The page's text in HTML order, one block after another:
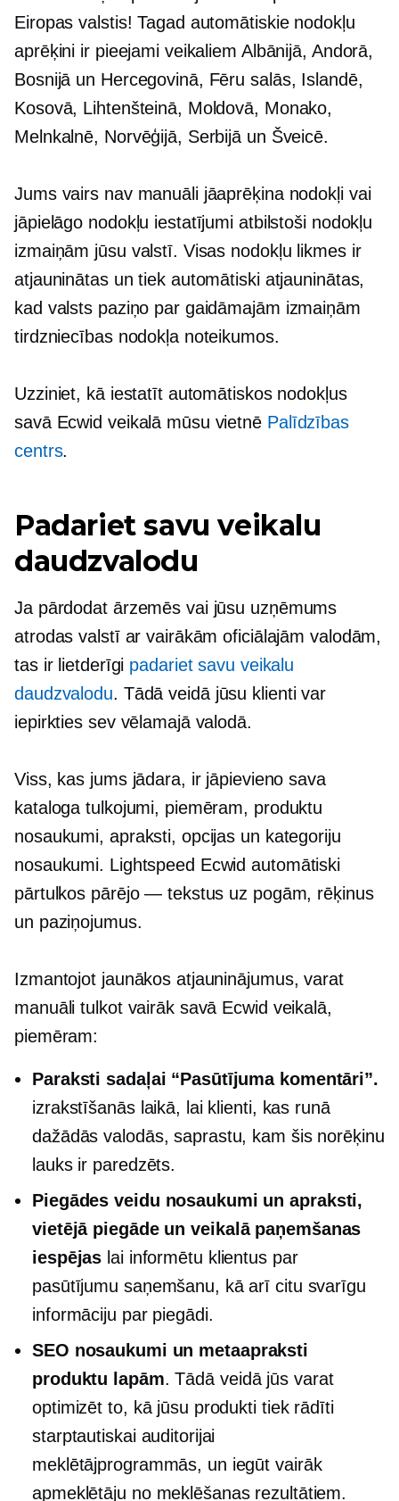
Eiropas valstis! Tagad automātiskie nodokļu
aprēķini ir pieejami veikaliem Albānijā, Andorā,
Bosnijā un Hercegovinā, Fēru salās, Islandē,
Kosovā, Lihtenšteinā, Moldovā, Monako,
Melnkalnē, Norvēģijā, Serbijā un Šveicē.
Jums vairs nav manuāli jāaprēķina nodokļi vai
jāpielāgo nodokļu iestatījumi atbilstoši nodokļu
izmaiņām jūsu valstī. Visas nodokļu likmes ir
atjauninātas un tiek automātiski atjauninātas,
kad valsts paziņo par gaidāmajām izmaiņām
tirdzniecības nodokļa noteikumos.
Uzziniet, kā iestatīt automātiskos nodokļus
savā Ecwid veikalā mūsu vietnē Palīdzības
centrs.
Padariet savu veikalu
daudzvalodu
Ja pārdodat ārzemēs vai jūsu uzņēmums
atrodas valstī ar vairākām oficiālajām valodām,
tas ir lietderīgi padariet savu veikalu
daudzvalodu. Tādā veidā jūsu klienti var
iepirkties sev vēlamajā valodā.
Viss, kas jums jādara, ir jāpievieno sava
kataloga tulkojumi, piemēram, produktu
nosaukumi, apraksti, opcijas un kategoriju
nosaukumi. Lightspeed Ecwid automātiski
pārtulkos pārējo — tekstus uz pogām, rēķinus
un paziņojumus.
Izmantojot jaunākos atjauninājumus, varat
manuāli tulkot vairāk savā Ecwid veikalā,
piemēram:
Paraksti sadaļai “Pasūtījuma komentāri”.
izrakstīšanās laikā, lai klienti, kas runā
dažādās valodās, saprastu, kam šis norēķinu
lauks ir paredzēts.
Piegādes veidu nosaukumi un apraksti,
vietējā piegāde unveikalāpaņemšanas
iespējas lai informētu klientus par
pasūtījumu saņemšanu, kā arī citu svarīgu
informāciju par piegādi.
SEO nosaukumi un metaapraksti
produktu lapām. Tādā veidā jūs varat
optimizēt to, kā jūsu produkti tiek rādīti
starptautiskai auditorijai
meklētājprogrammās, un iegūt vairāk
apmeklētāju no meklēšanas rezultātiem.